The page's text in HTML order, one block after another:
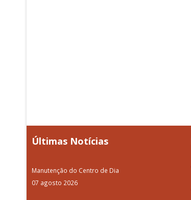
Últimas Notícias
Manutenção do Centro de Dia
07 agosto 2026